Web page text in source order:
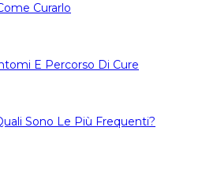
Curarlo
E Percorso Di Cure
Sono Le Più Frequenti?